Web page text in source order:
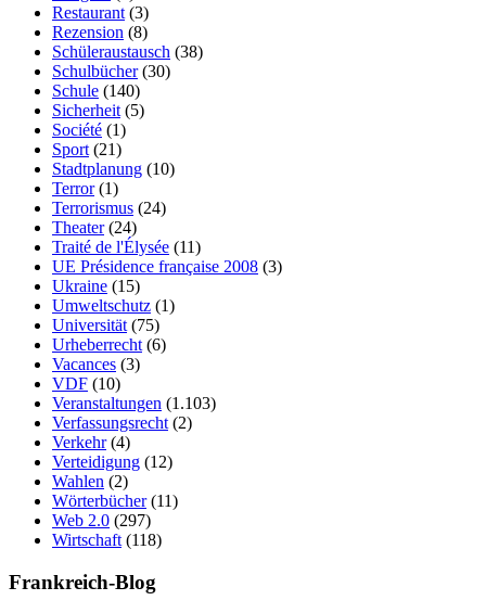
Restaurant (3)
Rezension (8)
Schüleraustausch (38)
Schulbücher(30)
Schule (140)
Sicherheit (5)
Société (1)
Sport (21)
Stadtplanung (10)
Terror(1)
Terrorismus (24)
Theater(24)
Traité de l'Élysée (11)
UE Présidence française 2008 (3)
Ukraine (15)
Umweltschutz (1)
Universität (75)
Urheberrecht (6)
Vacances (3)
VDF (10)
Veranstaltungen (1.103)
Verfassungsrecht (2)
Verkehr(4)
Verteidigung (12)
Wahlen (2)
Wörterbücher(11)
Web 2.0 (297)
Wirtschaft (118)
Frankreich-Blog